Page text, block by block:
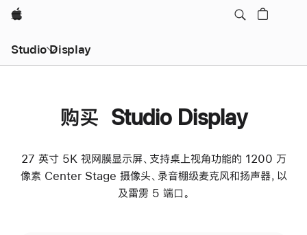
Apple
Studio Display
购买 Studio Display
27 英寸 5K 视网膜显示屏、支持桌上视角功能的 1200 万
像素 Center Stage 摄像头、录音棚级麦克风和扬声器，以
及雷雳 5 端口。